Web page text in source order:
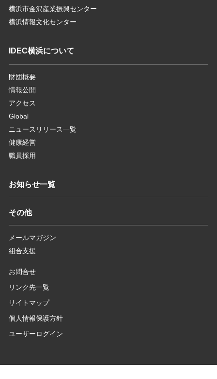
横浜市金沢産業振興センター
横浜情報文化センター
IDEC横浜について
財団概要
情報公開
アクセス
Global
ニュースリリース一覧
健康経営
職員採用
お知らせ一覧
その他
メールマガジン
組合支援
お問合せ
リンク先一覧
サイトマップ
個人情報保護方針
ユーザーログイン